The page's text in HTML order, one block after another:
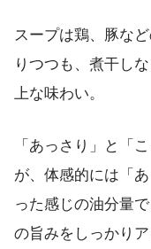
スープは鶏、豚な
りつつも、煮干し
上な味わい。
「あっさり」と「
が、体感的には「
った感じの油分量
の旨みをしっかり